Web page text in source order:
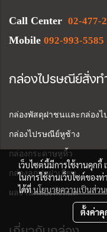
Call Center 02-477-
Mobile 092-993-5585
กล่องไปรษณีย์สั่งท
กล่องพัสดุฝาชนและกล่อง
กล่องไปรษณีย์หูช้าง
กล่องกระดาษหูหิ้ว
กล่องลูกฟูกฝาเสียบ
ผลงานกล่องทั้งหมด
เว็บไซต์นี้มีการใช้งานคุก
ในการใช้งานเว็บไซต์ของ
ได้ที่นโยบายความเป็นส่ว
ตั้งค่าคุ